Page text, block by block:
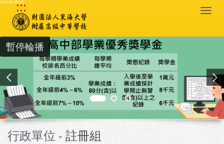
跳到主要內容區塊
:::
暫停輪播
行政單位 - 註冊組